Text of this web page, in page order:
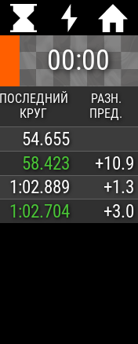
00:00
ПОСЛЕДНИЙ
КРУГ
РАЗН.
ПРЕД.
54.655
58.423
+10.9
1:02.889
+1.3
1:02.704 +3.0